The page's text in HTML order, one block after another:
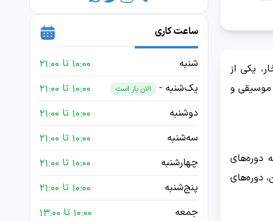
یکی از
موسیقی و
دوره‌های
دوره‌های
ساعت کاری
شنبه
10:00 تا 21:00
یک‌شنبه -
الان باز است
10:00 تا 21:00
دوشنبه
10:00 تا 21:00
سه‌شنبه
10:00 تا 21:00
چهارشنبه
10:00 تا 21:00
پنج‌شنبه
10:00 تا 21:00
جمعه
10:00 تا 13:00